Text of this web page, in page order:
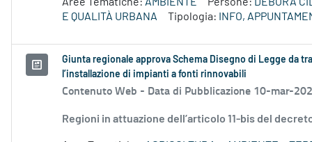
Aree Tematiche: AMBIENTE Persone: DEBORA
E QUALITÀ URBANA
Tipologia: INFO,
Giunta regionale approva Schema Disegno di Legge da
l’installazione di impianti a fonti rinnovabili
Contenuto Web - Data di Pubblicazione 10-mar-
Regioni in attuazione dell’articolo 11-bis del